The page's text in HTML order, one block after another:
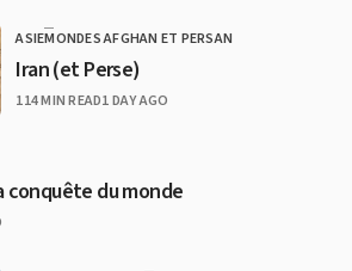
CATEGORY
ASIEMONDES AFGHAN ET PERSAN
Iran (et Perse)
114 MIN READPUBLISHED
1 DAY AGO
conquête du monde